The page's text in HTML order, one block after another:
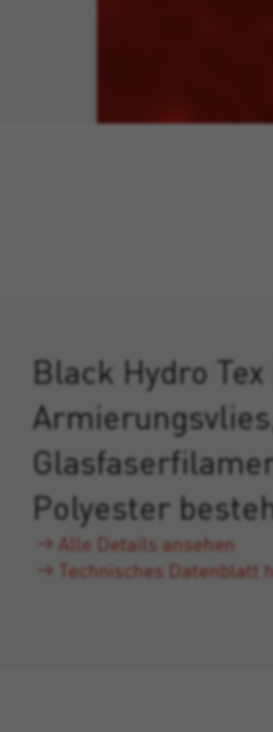
Black Hydro
Polyester
Alle Details ansehen
Technisches Datenblatt